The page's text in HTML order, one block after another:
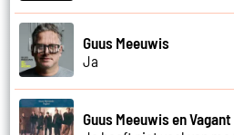
Guus Meeuwis
Ja
Guus Meeuwis en Vagant